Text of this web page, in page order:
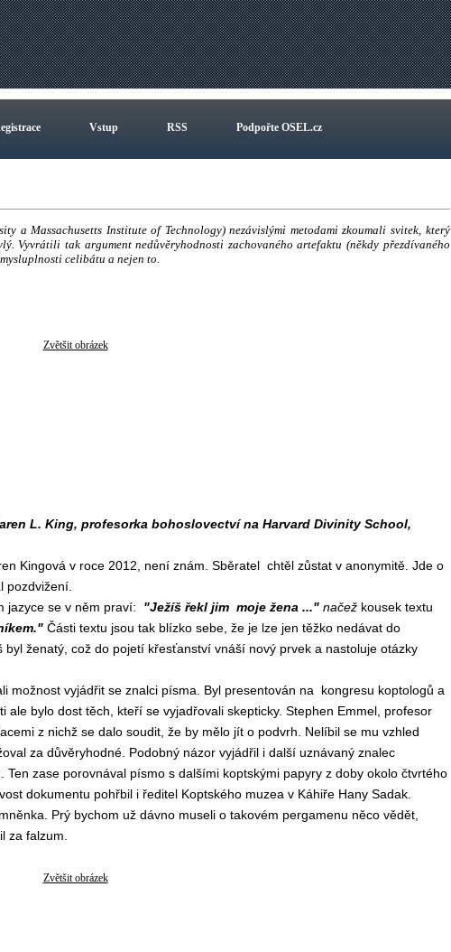
Vstup RSS Podpořte OSEL.cz
a Massachusetts Institute of Technology) nezávislými metodami zkoumali svitek, který
Vyvrátili tak argument nedůvěryhodnosti zachovaného artefaktu (někdy přezdívaného
celibátu a nejen to.
Zvětšit obrázek
L. King, profesorka bohoslovectví na Harvard Divinity School,
Kingová v roce 2012, není znám. Sběratel chtěl zůstat v anonymitě. Jde o
pozdvižení.
jazyce se v něm praví: "Ježíš řekl jim moje žena ..."načežkousek textu
Části textu jsou tak blízko sebe, že je lze jen těžko nedávat do
ženatý, což do pojetí křesťanství vnáší nový prvek a nastoluje otázky
možnost vyjádřit se znalci písma. Byl presentován na kongresu koptologů a
bylo dost těch, kteří se vyjadřovali skepticky. Stephen Emmel, profesor
z nichž se dalo soudit, že by mělo jít o podvrh. Nelíbil se mu vzhled
za důvěryhodné. Podobný názor vyjádřil i další uznávaný znalec
zase porovnával písmo s dalšími koptskými papyry z doby okolo čtvrtého
dokumentu pohřbil i ředitel Koptského muzea v Káhiře Hany Sadak.
Prý bychom už dávno museli o takovém pergamenu něco vědět,
za falzum.
Zvětšit obrázek